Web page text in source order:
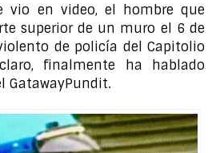
vio en video, el hombre que
superior de un muro el 6 de
de policía del Capitolio
finalmente ha hablado
GatawayPundit.